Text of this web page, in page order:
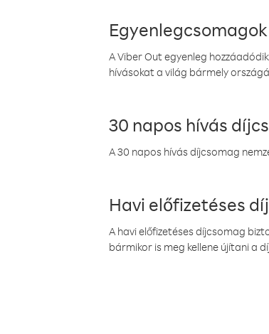
Egyenlegcsomagok
A Viber Out egyenleg
hívásokat a világ bármely
30 napos hívás
A 30 napos hívás díjcsomag
Havi előfizetéses
A havi előfizetéses díjcsomag
bármikor is meg kellene újítani a